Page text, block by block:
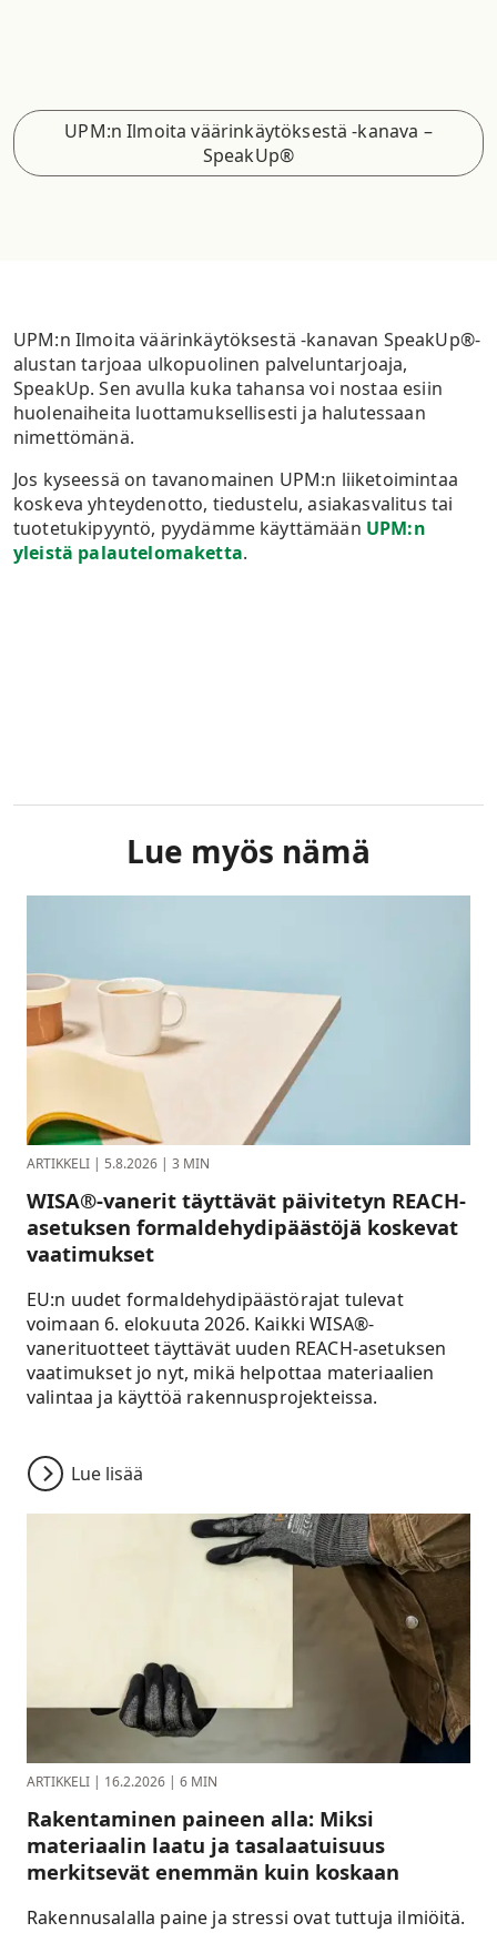
UPM:n Ilmoita väärinkäytöksestä -kanava –
SpeakUp®
UPM:n Ilmoita väärinkäytöksestä -kanavan SpeakUp®-
alustan tarjoaa ulkopuolinen palveluntarjoaja,
SpeakUp. Sen avulla kuka tahansa voi nostaa esiin
huolenaiheita luottamuksellisesti ja halutessaan
nimettömänä.
Jos kyseessä on tavanomainen UPM:n liiketoimintaa
koskeva yhteydenotto, tiedustelu, asiakasvalitus tai
tuotetukipyyntö, pyydämme käyttämään UPM:n
yleistä palautelomaketta.
Lue myös nämä
ARTIKKELI | 5.8.2026 | 3 MIN
WISA®-vanerit täyttävät päivitetyn REACH-
asetuksen formaldehydipäästöjä koskevat
vaatimukset
EU:n uudet formaldehydipäästörajat tulevat
voimaan 6. elokuuta 2026. Kaikki WISA®-
vanerituotteet täyttävät uuden REACH-asetuksen
vaatimukset jo nyt, mikä helpottaa materiaalien
valintaa ja käyttöä rakennusprojekteissa.
Lue lisää
ARTIKKELI | 16.2.2026 | 6 MIN
Rakentaminen paineen alla: Miksi
materiaalin laatu ja tasalaatuisuus
merkitsevät enemmän kuin koskaan
Rakennusalalla paine ja stressi ovat tuttuja ilmiöitä.